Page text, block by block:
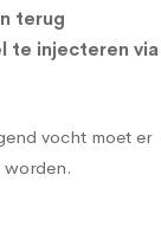
terug
te injecteren via
vocht moet er
worden.